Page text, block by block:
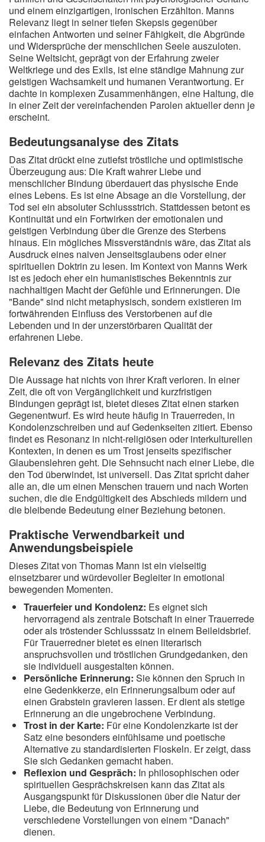
und einem einzigartigen, ironischen Erzählton. Manns
Relevanz liegt in seiner tiefen Skepsis gegenüber
einfachen Antworten und seiner Fähigkeit, die Abgründe
und Widersprüche der menschlichen Seele auszuloten.
Seine Weltsicht, geprägt von der Erfahrung zweier
Weltkriege und des Exils, ist eine ständige Mahnung zur
geistigen Wachsamkeit und humanen Verantwortung. Er
dachte in komplexen Zusammenhängen, eine Haltung, die
in einer Zeit der vereinfachenden Parolen aktueller denn je
erscheint.
Bedeutungsanalyse des Zitats
Das Zitat drückt eine zutiefst tröstliche und optimistische
Überzeugung aus: Die Kraft wahrer Liebe und
menschlicher Bindung überdauert das physische Ende
eines Lebens. Es ist eine Absage an die Vorstellung, der
Tod sei ein absoluter Schlussstrich. Stattdessen betont es
Kontinuität und ein Fortwirken der emotionalen und
geistigen Verbindung über die Grenze des Sterbens
hinaus. Ein mögliches Missverständnis wäre, das Zitat als
Ausdruck eines naiven Jenseitsglaubens oder einer
spirituellen Doktrin zu lesen. Im Kontext von Manns Werk
ist es jedoch eher ein humanistisches Bekenntnis zur
nachhaltigen Macht der Gefühle und Erinnerungen. Die
"Bande" sind nicht metaphysisch, sondern existieren im
fortwährenden Einfluss des Verstorbenen auf die
Lebenden und in der unzerstörbaren Qualität der
erfahrenen Liebe.
Relevanz des Zitats heute
Die Aussage hat nichts von ihrer Kraft verloren. In einer
Zeit, die oft von Vergänglichkeit und kurzfristigen
Bindungen geprägt ist, bietet dieses Zitat einen starken
Gegenentwurf. Es wird heute häufig in Trauerreden, in
Kondolenzschreiben und auf Gedenkseiten zitiert. Ebenso
findet es Resonanz in nicht-religiösen oder interkulturellen
Kontexten, in denen es um Trost jenseits spezifischer
Glaubenslehren geht. Die Sehnsucht nach einer Liebe, die
den Tod überwindet, ist universell. Das Zitat spricht daher
alle an, die um einen Menschen trauern und nach Worten
suchen, die die Endgültigkeit des Abschieds mildern und
die bleibende Bedeutung einer Beziehung betonen.
Praktische Verwendbarkeit und
Anwendungsbeispiele
Dieses Zitat von Thomas Mann ist ein vielseitig
einsetzbarer und würdevoller Begleiter in emotional
bewegenden Momenten.
Trauerfeier und Kondolenz: Es eignet sich
hervorragend als zentrale Botschaft in einer Trauerrede
oder als tröstender Schlusssatz in einem Beileidsbrief.
Für Trauerredner bietet es einen literarisch
anspruchsvollen und tröstlichen Grundgedanken, den
sie individuell ausgestalten können.
Persönliche Erinnerung: Sie können den Spruch in
eine Gedenkkerze, ein Erinnerungsalbum oder auf
einen Grabstein gravieren lassen. Er dient als stetige
Erinnerung an die ungebrochene Verbindung.
Trost in der Karte: Für eine Kondolenzkarte ist der
Satz eine besonders einfühlsame und poetische
Alternative zu standardisierten Floskeln. Er zeigt, dass
Sie sich Gedanken gemacht haben.
Reflexion und Gespräch: In philosophischen oder
spirituellen Gesprächskreisen kann das Zitat als
Ausgangspunkt für Diskussionen über die Natur der
Liebe, die Bedeutung von Erinnerung und
verschiedene Vorstellungen von einem "Danach"
dienen.